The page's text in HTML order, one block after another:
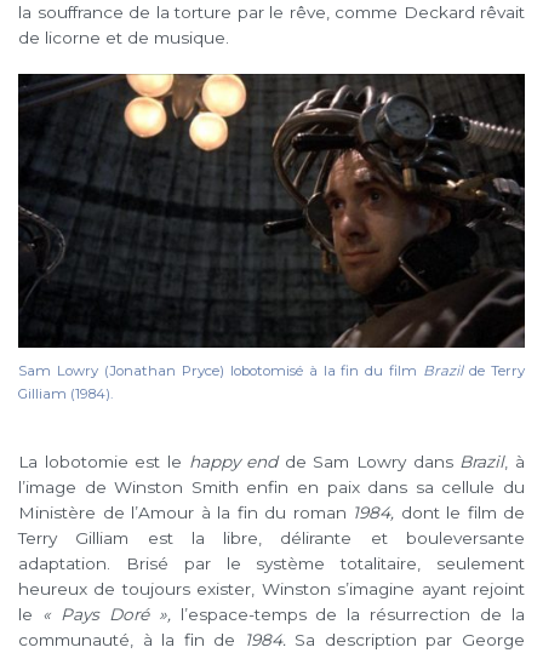
la souffrance de la torture par le rêve, comme Deckard rêvait
de licorne et de musique.
Sam Lowry (Jonathan Pryce) lobotomisé à la fin du film Brazilde Terry
Gilliam (1984).
La lobotomie est le happy end de Sam Lowry dans Brazil, à
l’image de Winston Smith enfin en paix dans sa cellule du
Ministère de l’Amour à la fin du roman 1984, dont le film de
Terry Gilliam est la libre, délirante et bouleversante
adaptation. Brisé par le système totalitaire, seulement
heureux de toujours exister, Winston s’imagine ayant rejoint
le « Pays Doré », l’espace-temps de la résurrection de la
communauté, à la fin de
1984.Sa description par George